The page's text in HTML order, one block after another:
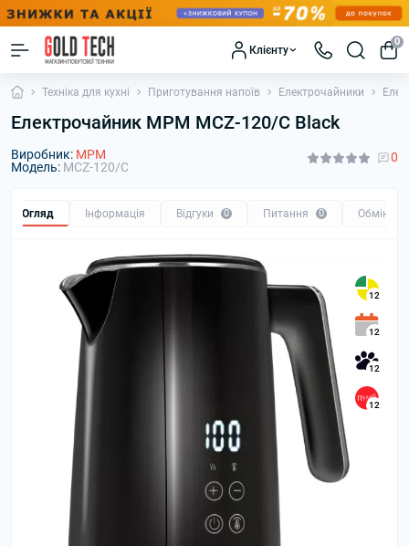
Клієнту
0
Техніка для кухні Приготування напоїв Електрочайники
Електрочайник MPM MCZ-120/C Black
Виробник: MPM
Модель: MCZ-120/C
0
Огляд Інформація Відгуки 0 Питання 0 Обмін та
12
12
12
12